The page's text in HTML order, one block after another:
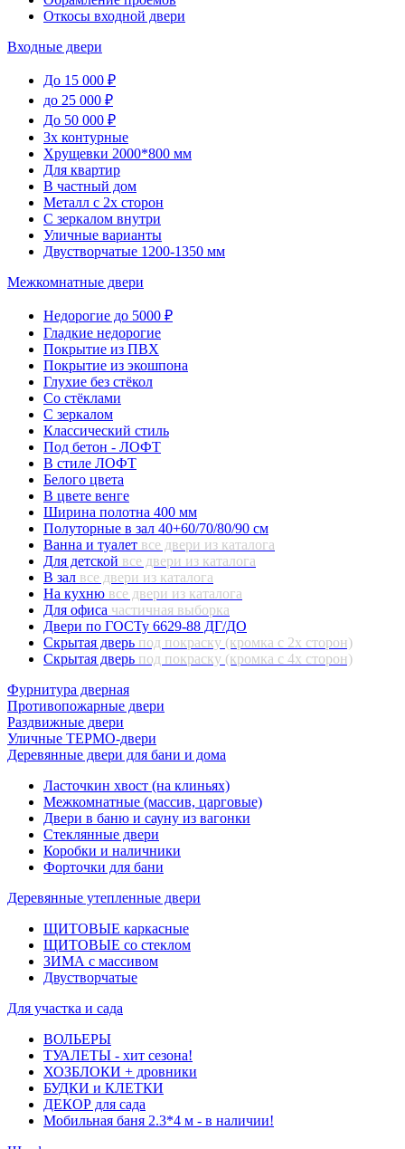
Откосы входной двери
Входные двери
До 15 000 ₽
до 25 000 ₽
До 50 000 ₽
3х контурные
Хрущевки 2000*800 мм
Для квартир
В частный дом
Металл с 2х сторон
С зеркалом внутри
Уличные варианты
Двустворчатые 1200-1350 мм
Межкомнатные двери
Недорогие до 5000 ₽
Гладкие недорогие
Покрытие из ПВХ
Покрытие из экошпона
Глухие без стёкол
Со стёклами
С зеркалом
Классический стиль
Под бетон - ЛОФТ
В стиле ЛОФТ
Белого цвета
В цвете венге
Ширина полотна 400 мм
Полуторные в зал 40+60/70/80/90 см
Ванна и туалет все двери из каталога
Для детской все двери из каталога
В зал все двери из каталога
На кухню все двери из каталога
Для офиса частичная выборка
Двери по ГОСТу 6629-88 ДГ/ДО
Скрытая дверь под покраску (кромка с 2х сторон)
Скрытая дверь под покраску (кромка с 4х сторон)
Фурнитура дверная
Противопожарные двери
Раздвижные двери
Уличные ТЕРМО-двери
Деревянные двери для бани и дома
Ласточкин хвост (на клиньях)
Межкомнатные (массив, царговые)
Двери в баню и сауну из вагонки
Стеклянные двери
Коробки и наличники
Форточки для бани
Деревянные утепленные двери
ЩИТОВЫЕ каркасные
ЩИТОВЫЕ со стеклом
ЗИМА с массивом
Двустворчатые
Для участка и сада
ВОЛЬЕРЫ
ТУАЛЕТЫ - хит сезона!
ХОЗБЛОКИ + дровники
БУДКИ и КЛЕТКИ
ДЕКОР для сада
Мобильная баня 2.3*4 м - в наличии!